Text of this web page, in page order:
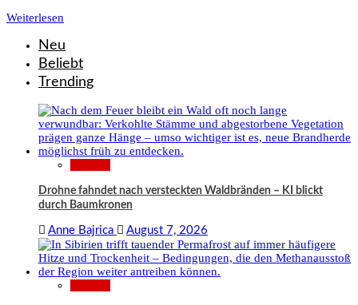
Weiterlesen
Neu
Beliebt
Trending
Drohne fahndet nach versteckten Waldbränden – KI blickt
durch Baumkronen
Anne Bajrica August 7, 2026